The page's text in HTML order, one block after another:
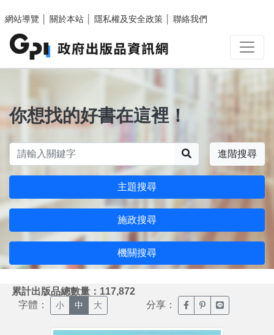
網站導覽
關於本站 隱私權及安全政策 聯絡我們
你想找的好書在這裡！
進階搜尋
主題搜尋
施政搜尋
機關搜尋
累計出版品總數量：117,872
字體： 小 中 大 分享： 臉書分享(另開新視窗)
噗浪分享(另開新
Line分享(另